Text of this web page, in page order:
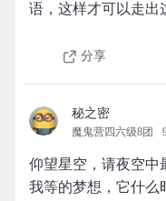
语，这样才可以走出
分享
秘之密
魔鬼营四六级8团
仰望星空，请夜空中
我等的梦想，它什么